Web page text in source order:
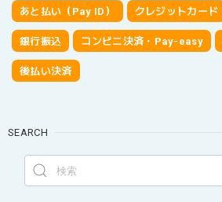
あと払い（Pay ID） クレジットカード
銀行振込 コンビニ決済・Pay-easy
後払い決済
SEARCH